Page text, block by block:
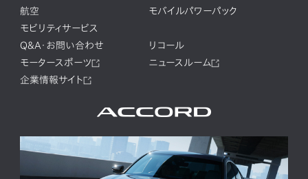
航空
モバイルパワーパック
モビリティサービス
Q&A・お問い合わせ
リコール
モータースポーツ
ニュースルーム
企業情報サイト